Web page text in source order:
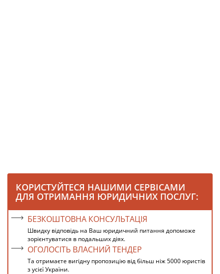
КОРИСТУЙТЕСЯ НАШИМИ СЕРВІСАМИ
ДЛЯ ОТРИМАННЯ ЮРИДИЧНИХ ПОСЛУГ:
БЕЗКОШТОВНА КОНСУЛЬТАЦІЯ
Швидку відповідь на Ваш юридичний питання допоможе
зорієнтуватися в подальших діях.
ОГОЛОСІТЬ ВЛАСНИЙ ТЕНДЕР
Та отримаєте вигідну пропозицію від більш ніж 5000 юристів
з усієї України.